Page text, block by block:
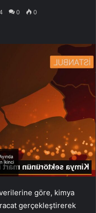
0 0
göre, kimya
gerçekleştirerek